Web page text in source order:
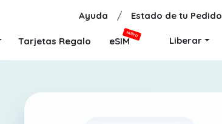
Ayuda / Estado de tu Pedido
Tarjetas Regalo eSIM
NUEVO
Liberar